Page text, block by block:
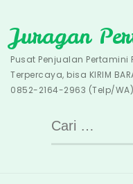
to
content
Juragan
Pusat Penjualan Pertamini
Terpercaya, bisa KIRIM
0852-2164-2963 (Telp/
Cari
untuk: